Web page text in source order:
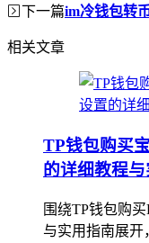
下一篇im冷钱包转
相关文章
TP钱包购买
的详细教程
围绕TP钱包购
与实用指南展开